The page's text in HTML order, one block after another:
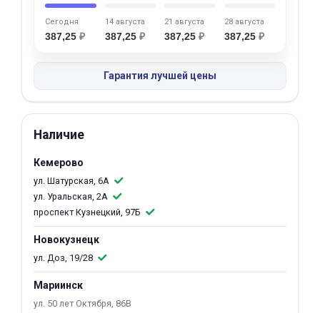
Сегодня
387,25 ₽
14 августа
387,25 ₽
21 августа
387,25 ₽
28 августа
387,25 ₽
Гарантия лучшей цены
Наличие
Кемерово
ул. Шатурская, 6А
ул. Уральская, 2А
проспект Кузнецкий, 97Б
Новокузнецк
ул. Доз, 19/28
Мариинск
ул. 50 лет Октября, 86В
25
недели
Остались вопросы?
8 800 302-02-51